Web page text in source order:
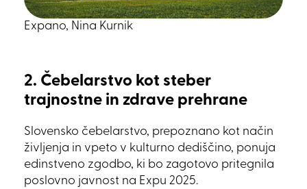
Expano, Nina Kurnik
2. Čebelarstvo kot steber
trajnostne in zdrave prehrane
Slovensko čebelarstvo, prepoznano kot način
življenja in vpeto v kulturno dediščino, ponuja
edinstveno zgodbo, ki bo zagotovo pritegnila
poslovno javnost na Expu 2025.